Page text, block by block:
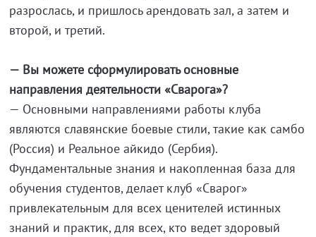
разрослась, и пришлось арендовать зал, а затем и
второй, и третий.
— Вы можете сформулировать основные
направления деятельности «Сварога»?
— Основными направлениями работы клуба
являются славянские боевые стили, такие как самбо
(Россия) и Реальное айкидо (Сербия).
Фундаментальные знания и накопленная база для
обучения студентов, делает клуб «Сварог»
привлекательным для всех ценителей истинных
знаний и практик, для всех, кто ведет здоровый